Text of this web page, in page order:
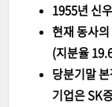
1955년 신
현재 동사
(지분율
당분기말
기업은 SK